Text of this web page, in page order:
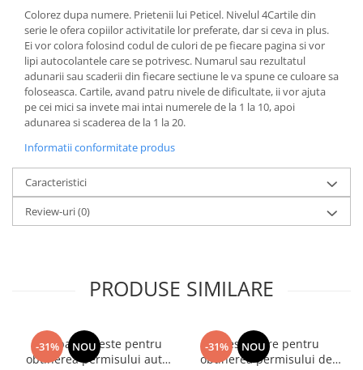
Dictionare tematice
Enciclopedii
Diete si fitness
Diete si alimentatie sanatoasa
Fitness si frumusete
Diverse
Diverse
Feng Shui
Medicina alternativa
Sa nu razi :((
Drept
Actiune si Aventura
Clasici
Crime, Thriller, Mistery
Colorez dupa numere. Prietenii lui Peticel. Nivelul 4Cartile din
serie le ofera copiilor activitatile lor preferate, dar si ceva in plus.
Ei vor colora folosind codul de culori de pe fiecare pagina si vor
lipi autocolantele care se potrivesc. Numarul sau rezultatul
adunarii sau scaderii din fiecare sectiune le va spune ce culoare sa
foloseasca. Cartile, avand patru nivele de dificultate, ii vor ajuta
pe cei mici sa invete mai intai numerele de la 1 la 10, apoi
adunarea si scaderea de la 1 la 20.
Informatii conformitate produs
Caracteristici
Review-uri(0)
PRODUSE SIMILARE
-31% NOU
Intrebari si teste pentru
obtinerea permisului auto
-31% NOU
Chestionare pentru
obtinerea permisului de